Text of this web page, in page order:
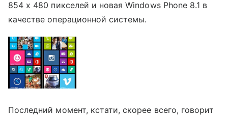
854 х 480 пикселей и новая Windows Phone 8.1 в
качестве операционной системы.
Последний момент, кстати, скорее всего, говорит